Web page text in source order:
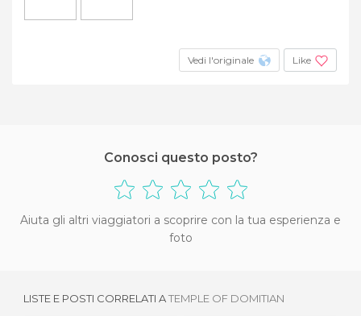
Vedi l'originale Like
Conosci questo posto?
Aiuta gli altri viaggiatori a scoprire con la tua esperienza e
foto
LISTE E POSTI CORRELATI ATEMPLE OF DOMITIAN